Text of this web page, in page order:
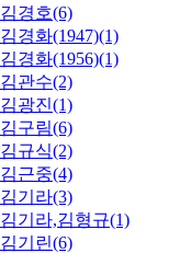
김경호(6)
김경화(1947)(1)
김경화(1956)(1)
김관수(2)
김광진(1)
김구림(6)
김규식(2)
김근중(4)
김기라(3)
김기라,김형규(1)
김기린(6)